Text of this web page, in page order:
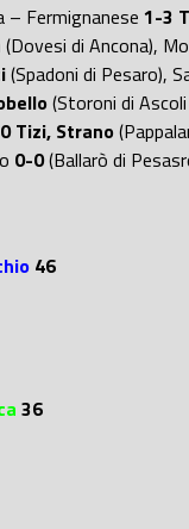
– Fermignanese 1-3
(Dovesi di Ancona),
(Spadoni di Pesaro),
(Storoni di
Tizi, Strano
0-0(Ballarò di
46
36